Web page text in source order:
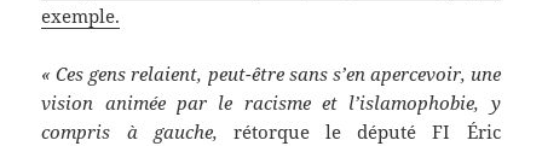
exemple.
« Ces gens relaient, peut-être sans s’en apercevoir, une
vision animée par le racisme et l’islamophobie, y
compris à gauche, rétorque le député FI Éric